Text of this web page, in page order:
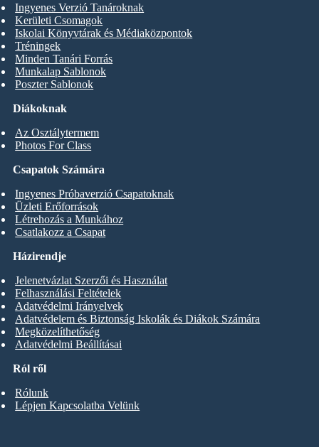
Diákoknak
Az Osztálytermem
Photos For Class
Ingyenes Verzió Tanároknak
Kerületi Csomagok
Iskolai Könyvtárak és Médiaközpontok
Tréningek
Minden Tanári Forrás
Munkalap Sablonok
Poszter Sablonok
Csapatok Számára
Ingyenes Próbaverzió Csapatoknak
Üzleti Erőforrások
Létrehozás a Munkához
Csatlakozz a Csapat
Ról ről
Rólunk
Lépjen Kapcsolatba Velünk
Házirendje
Jelenetvázlat Szerzői és Használat
Felhasználási Feltételek
Adatvédelmi Irányelvek
Adatvédelem és Biztonság Iskolák és Diákok Számára
Megközelíthetőség
Adatvédelmi Beállításai